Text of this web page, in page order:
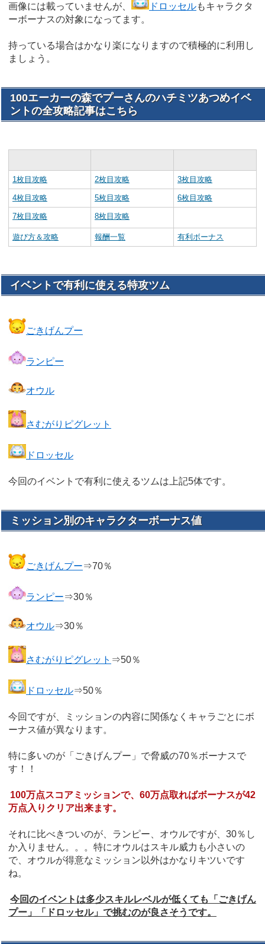
画像には載っていませんが、 ドロッセルもキャラクタ
ーボーナスの対象になってます。
持っている場合はかなり楽になりますので積極的に利用し
ましょう。
100エーカーの森でプーさんのハチミツあつめイベ
ントの全攻略記事はこちら
1枚目攻略 2枚目攻略 3枚目攻略
4枚目攻略 5枚目攻略 6枚目攻略
7枚目攻略 8枚目攻略
遊び方＆攻略 報酬一覧 有利ボーナス
イベントで有利に使える特攻ツム
ごきげんプー
ランピー
オウル
さむがりピグレット
ドロッセル
今回のイベントで有利に使えるツムは上記5体です。
ミッション別のキャラクターボーナス値
ごきげんプー⇒70％
ランピー⇒30％
オウル⇒30％
さむがりピグレット ⇒50％
ドロッセル⇒50％
今回ですが、ミッションの内容に関係なくキャラごとにボ
ーナス値が異なります。
特に多いのが「ごきげんプー」で脅威の70％ボーナスで
す！！
100万点スコアミッションで、60万点取ればボーナスが42
万点入りクリア出来ます。
それに比べきついのが、ランピー、オウルですが、30％し
か入りません。。。特にオウルはスキル威力も小さいの
で、オウルが得意なミッション以外はかなりキツいです
ね。
今回のイベントは多少スキルレベルが低くても「ごきげん
プー」「ドロッセル」で挑むのが良さそうです。